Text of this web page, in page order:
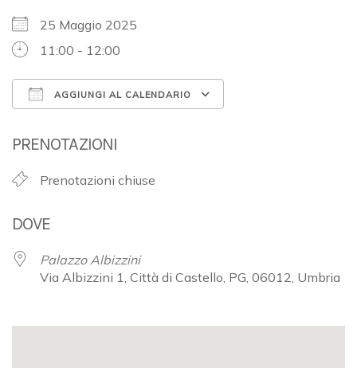
25 Maggio 2025
11:00 - 12:00
AGGIUNGI AL CALENDARIO
PRENOTAZIONI
Prenotazioni chiuse
DOVE
Palazzo Albizzini
Via Albizzini 1, Città di Castello, PG, 06012, Umbria